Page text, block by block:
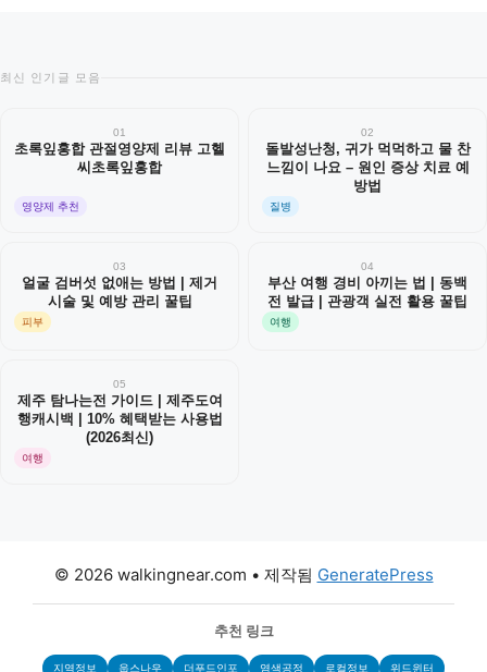
최신 인기글 모음
01
초록잎홍합 관절영양제 리뷰 고헬
씨초록잎홍합
영양제 추천
02
돌발성난청, 귀가 먹먹하고 물 찬
느낌이 나요 – 원인 증상 치료 예
방법
질병
03
얼굴 검버섯 없애는 방법 | 제거
시술 및 예방 관리 꿀팁
피부
04
부산 여행 경비 아끼는 법 | 동백
전 발급 | 관광객 실전 활용 꿀팁
여행
05
제주 탐나는전 가이드 | 제주도여
행캐시백 | 10% 혜택받는 사용법
(2026최신)
여행
© 2026 walkingnear.com • 제작됨 GeneratePress
추천 링크
지역정보 웁스나우 더푸드인포 염색공정 로컬정보 위드윈터